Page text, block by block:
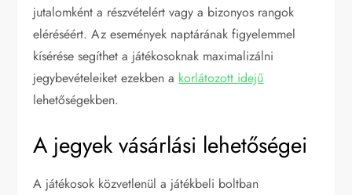
jutalomként a részvételért vagy a bizonyos rangok
eléréséért. Az események naptárának figyelemmel
kísérése segíthet a játékosoknak maximalizálni
jegybevételeiket ezekben a korlátozott idejű
lehetőségekben.
A jegyek vásárlási lehetőségei
A játékosok közvetlenül a játékbeli boltban